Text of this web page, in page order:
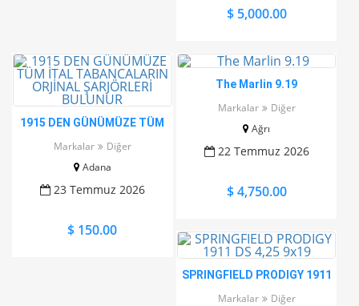
$ 5,000.00
1915 DEN GÜNÜMÜZE TÜM
ORJİNAL ŞARJÖRLERİ
BULUNUR
Markalar
Diğer
Adana
23 Temmuz 2026
$ 150.00
The Marlin 9.19
Markalar
Diğer
Ağrı
22 Temmuz 2026
$ 4,750.00
SPRINGFIELD PRODIGY 1911
Markalar
Diğer